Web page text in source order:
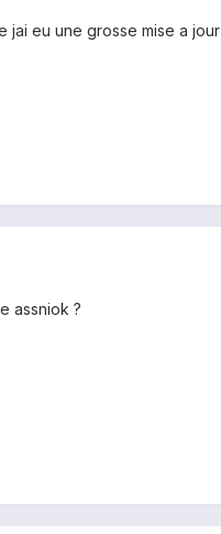
jai eu une grosse mise a jour
assniok ?